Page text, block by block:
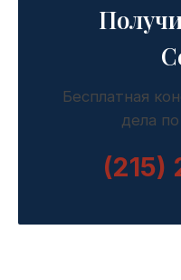
Бесплатная
дела
(215)